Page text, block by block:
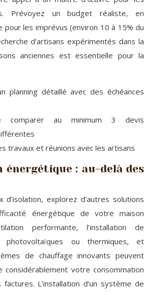
Prévoyez un budget réaliste, en
pour les imprévus (environ 10 à 15% du
d’artisans expérimentés dans la
anciennes est essentielle pour la
planning détaillé avec des échéances
comparer au minimum 3 devis
travaux et réunions avec les artisans
énergétique : au-delà des
d’isolation, explorez d’autres solutions
énergétique de votre maison
performante, l’installation de
photovoltaïques ou thermiques, et
de chauffage innovants peuvent
considérablement votre consommation
L’installation d’un système de